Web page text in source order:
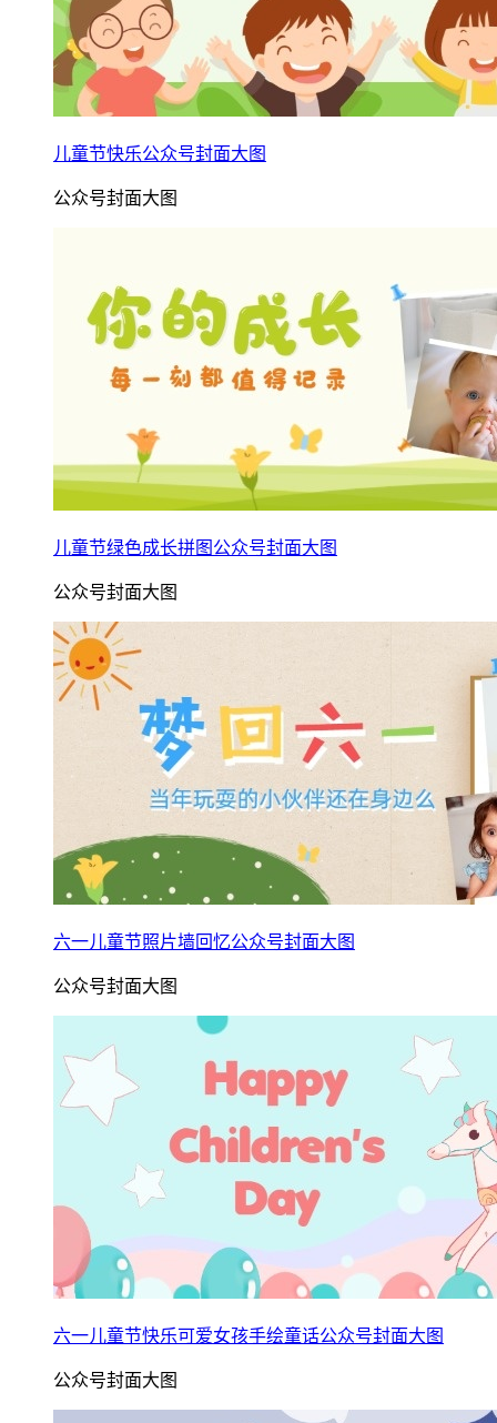
儿童节快乐公众号封面大图
公众号封面大图
儿童节绿色成长拼图公众号封面大图
公众号封面大图
六一儿童节照片墙回忆公众号封面大图
公众号封面大图
六一儿童节快乐可爱女孩手绘童话公众号封面大图
公众号封面大图